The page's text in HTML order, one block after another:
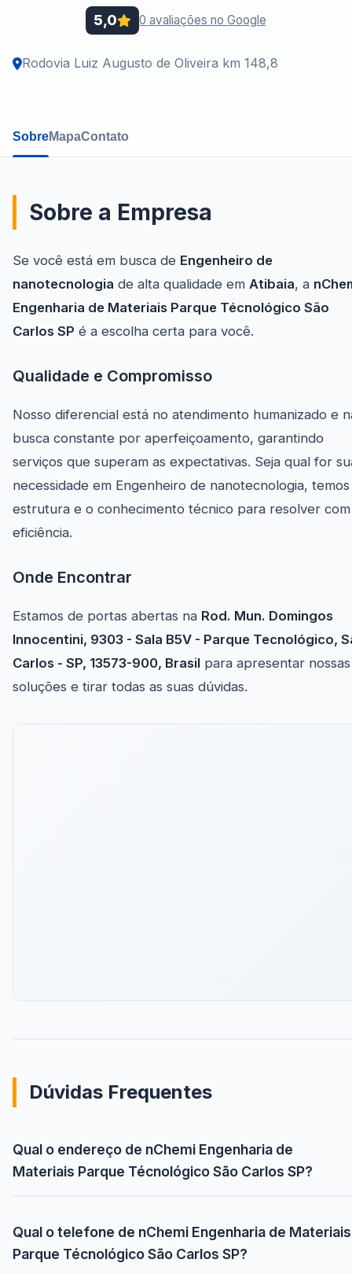
5,0 0 avaliações no Google
Rodovia Luiz Augusto de Oliveira km 148,8
SobreMapaContato
Sobre a Empresa
Se você está em busca de Engenheiro de
nanotecnologia de alta qualidade em Atibaia, a
Engenharia de Materiais Parque Técnológico São
Carlos SP é a escolha certa para você.
Qualidade e Compromisso
Nosso diferencial está no atendimento humanizado e
busca constante por aperfeiçoamento, garantindo
serviços que superam as expectativas. Seja qual for
necessidade em Engenheiro de nanotecnologia, temos
estrutura e o conhecimento técnico para resolver com
eficiência.
Onde Encontrar
Estamos de portas abertas na Rod. Mun. Domingos
Innocentini, 9303 - Sala B5V - Parque Tecnológico,
Carlos - SP, 13573-900, Brasil para apresentar nossas
soluções e tirar todas as suas dúvidas.
Dúvidas Frequentes
Qual o endereço de nChemi Engenharia de
Materiais Parque Técnológico São Carlos SP?
Qual o telefone de nChemi Engenharia de Materiais
Parque Técnológico São Carlos SP?